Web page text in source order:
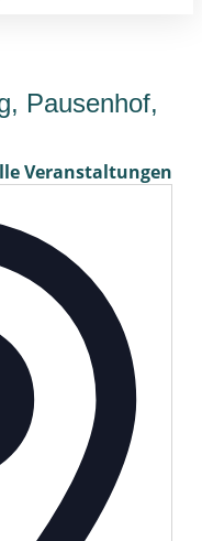
Pausenhof,
Veranstaltungen